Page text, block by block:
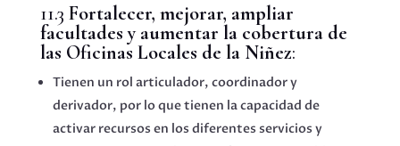
11.3 Fortalecer, mejorar, ampliar
facultades y aumentar la cobertura de
las Oficinas Locales de la Niñez:
Tienen un rol articulador, coordinador y
derivador, por lo que tienen la capacidad de
activar recursos en los diferentes servicios y